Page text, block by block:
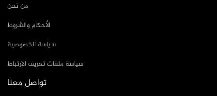
من نحن
الأحكام والشروط
سياسة الخصوصية
سياسة ملفات تعريف الارتباط
تواصل معنا